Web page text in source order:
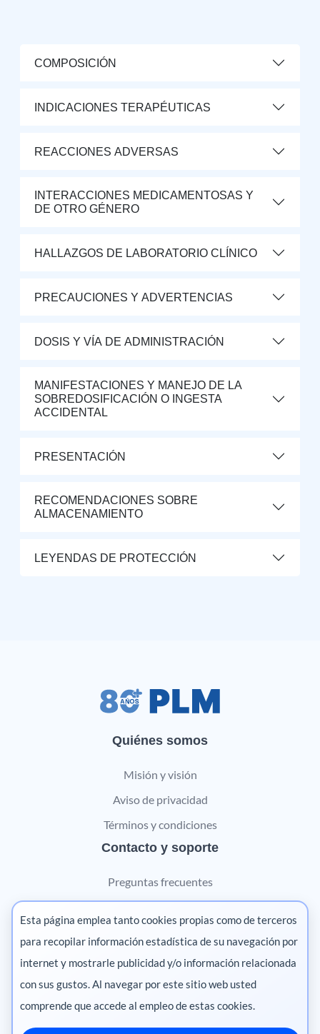
COMPOSICIÓN
INDICACIONES TERAPÉUTICAS
REACCIONES ADVERSAS
INTERACCIONES MEDICAMENTOSAS Y
DE OTRO GÉNERO
HALLAZGOS DE LABORATORIO CLÍNICO
PRECAUCIONES Y ADVERTENCIAS
DOSIS Y VÍA DE ADMINISTRACIÓN
MANIFESTACIONES Y MANEJO DE LA
SOBREDOSIFICACIÓN O INGESTA
ACCIDENTAL
PRESENTACIÓN
RECOMENDACIONES SOBRE
ALMACENAMIENTO
LEYENDAS DE PROTECCIÓN
Quiénes somos
Misión y visión
Aviso de privacidad
Términos y condiciones
Contacto y soporte
Preguntas frecuentes
Contáctanos
Marketing digital
Pharma
Esta página emplea tanto cookies propias como de terceros
para recopilar información estadística de su navegación por
internet y mostrarle publicidad y/o información relacionada
con sus gustos. Al navegar por este sitio web usted
comprende que accede al empleo de estas cookies.